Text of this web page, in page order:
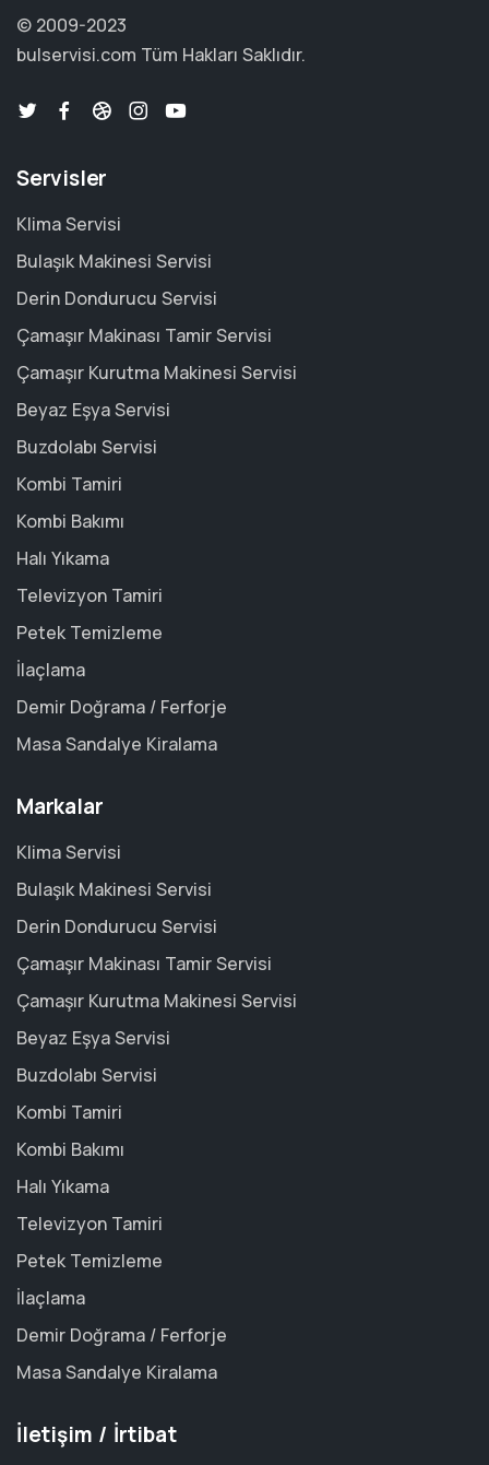
© 2009-2023
bulservisi.com Tüm Hakları Saklıdır.
Servisler
Klima Servisi
Bulaşık Makinesi Servisi
Derin Dondurucu Servisi
Çamaşır Makinası Tamir Servisi
Çamaşır Kurutma Makinesi Servisi
Beyaz Eşya Servisi
Buzdolabı Servisi
Kombi Tamiri
Kombi Bakımı
Halı Yıkama
Televizyon Tamiri
Petek Temizleme
İlaçlama
Demir Doğrama / Ferforje
Masa Sandalye Kiralama
Markalar
Klima Servisi
Bulaşık Makinesi Servisi
Derin Dondurucu Servisi
Çamaşır Makinası Tamir Servisi
Çamaşır Kurutma Makinesi Servisi
Beyaz Eşya Servisi
Buzdolabı Servisi
Kombi Tamiri
Kombi Bakımı
Halı Yıkama
Televizyon Tamiri
Petek Temizleme
İlaçlama
Demir Doğrama / Ferforje
Masa Sandalye Kiralama
İletişim / İrtibat